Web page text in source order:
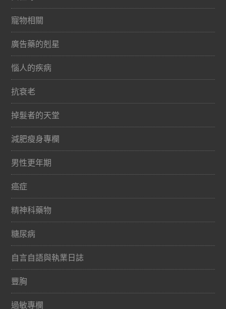
寵物相關
廣告藥的剋星
惱人的疾病
抗衰老
掉髮者的天堂
減肥瘦身專欄
男性更年期
癌症
精神科藥物
糖尿病
自言自語與執業日誌
豐胸
過敏專欄